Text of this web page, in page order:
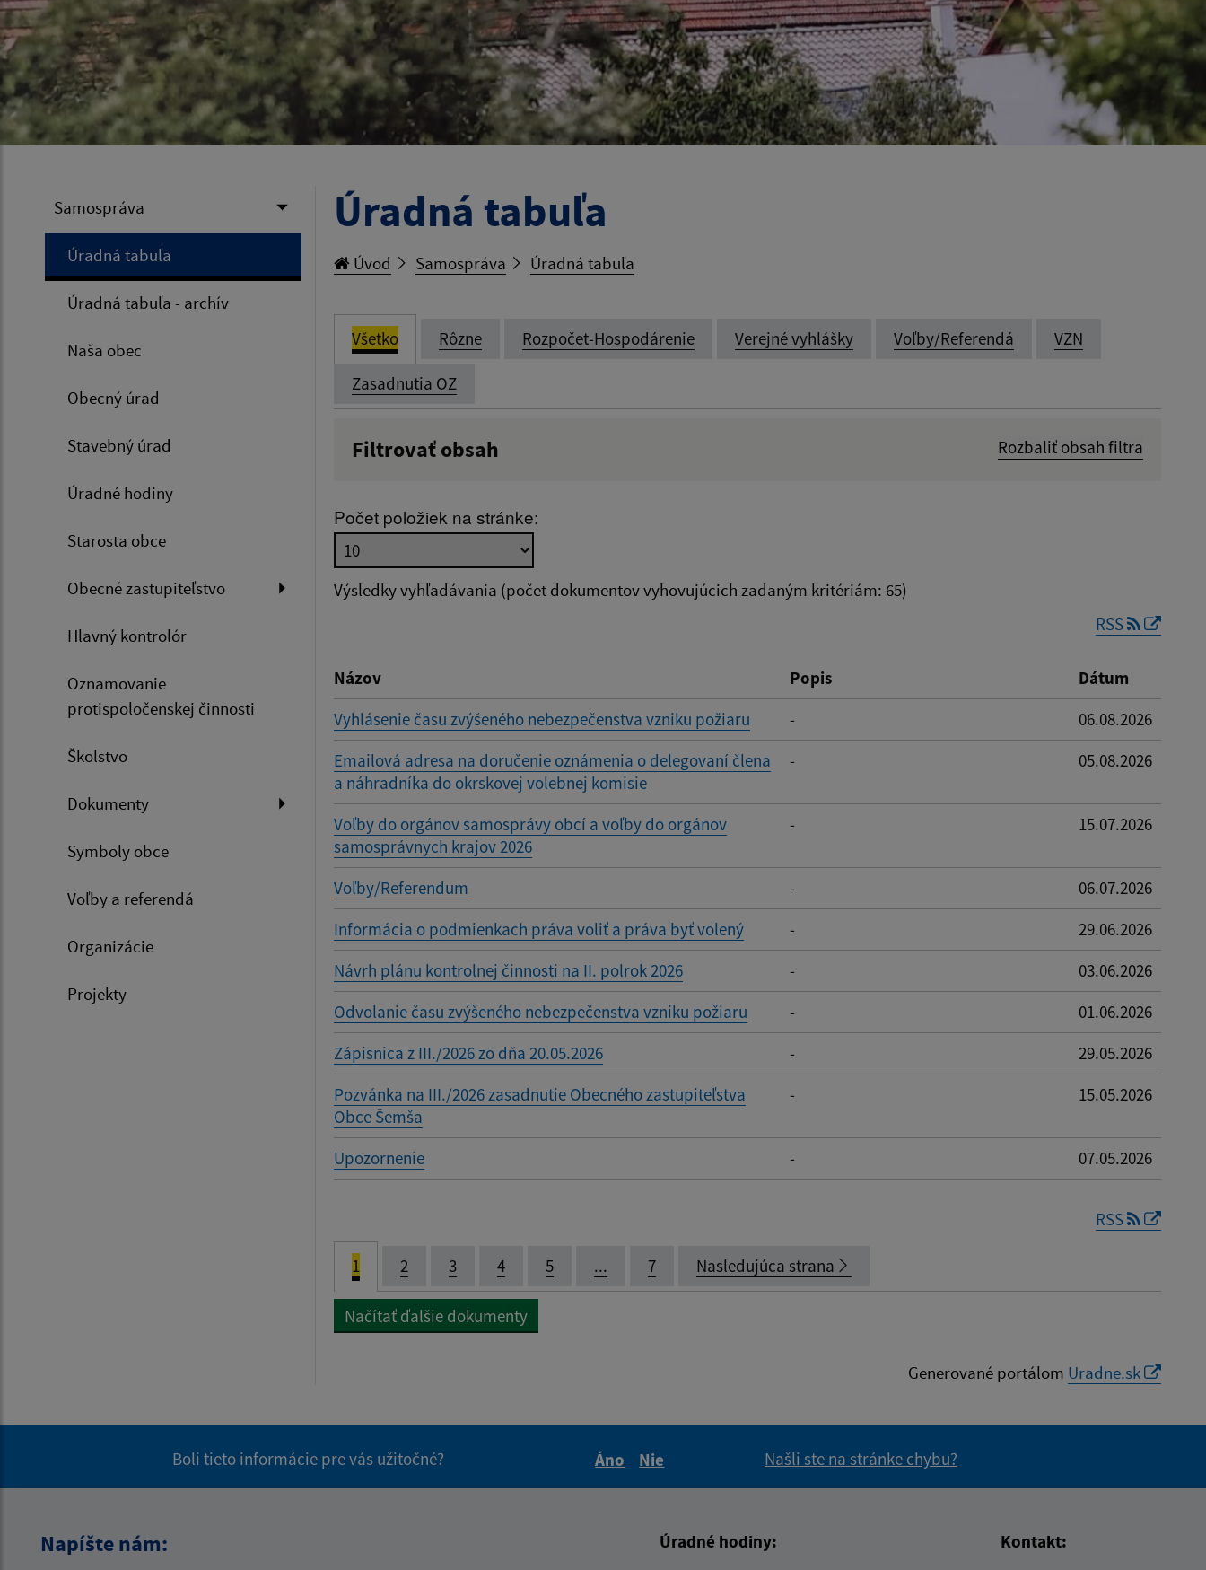
Samospráva
Úradná tabuľa
Úradná tabuľa - archív
Naša obec
Obecný úrad
Stavebný úrad
Úradné hodiny
Starosta obce
Obecné zastupiteľstvo
Hlavný kontrolór
Oznamovanie
protispoločenskej činnosti
Školstvo
Dokumenty
Symboly obce
Voľby a referendá
Organizácie
Projekty
Úradná tabuľa
Úvod Samospráva Úradná tabuľa
Všetko Rôzne Rozpočet-Hospodárenie Verejné vyhlášky Voľby/Referendá VZN
Zasadnutia OZ
Filtrovať obsah Rozbaliť obsah filtra
Dátum zverejnenia do:
Počet položiek na stránke:
Výsledky vyhľadávania (počet dokumentov vyhovujúcich zadaným kritériám: 65)
RSS
Názov Popis
Dátum
Vyhlásenie času zvýšeného nebezpečenstva vzniku požiaru
-
06.08.2026
Emailová adresa na doručenie oznámenia o delegovaní člena
a náhradníka do okrskovej volebnej komisie
- 05.08.2026
Voľby do orgánov samosprávy obcí a voľby do orgánov
samosprávnych krajov 2026
- 15.07.2026
Voľby/Referendum -
06.07.2026
Informácia o podmienkach práva voliť a práva byť volený
-
29.06.2026
Návrh plánu kontrolnej činnosti na II. polrok 2026
-
03.06.2026
Odvolanie času zvýšeného nebezpečenstva vzniku požiaru
-
01.06.2026
Zápisnica z III./2026 zo dňa 20.05.2026
-
29.05.2026
Pozvánka na III./2026 zasadnutie Obecného zastupiteľstva
Obce Šemša
- 15.05.2026
Upozornenie - 07.05.2026
RSS
1 2 3 4 5 ... 7 Nasledujúca strana
Načítať ďalšie dokumenty
Generované portálom Uradne.sk
Boli tieto informácie pre vás užitočné?
Áno
Nie
Našli ste na stránke chybu?
Napíšte nám: Úradné hodiny: Kontakt: